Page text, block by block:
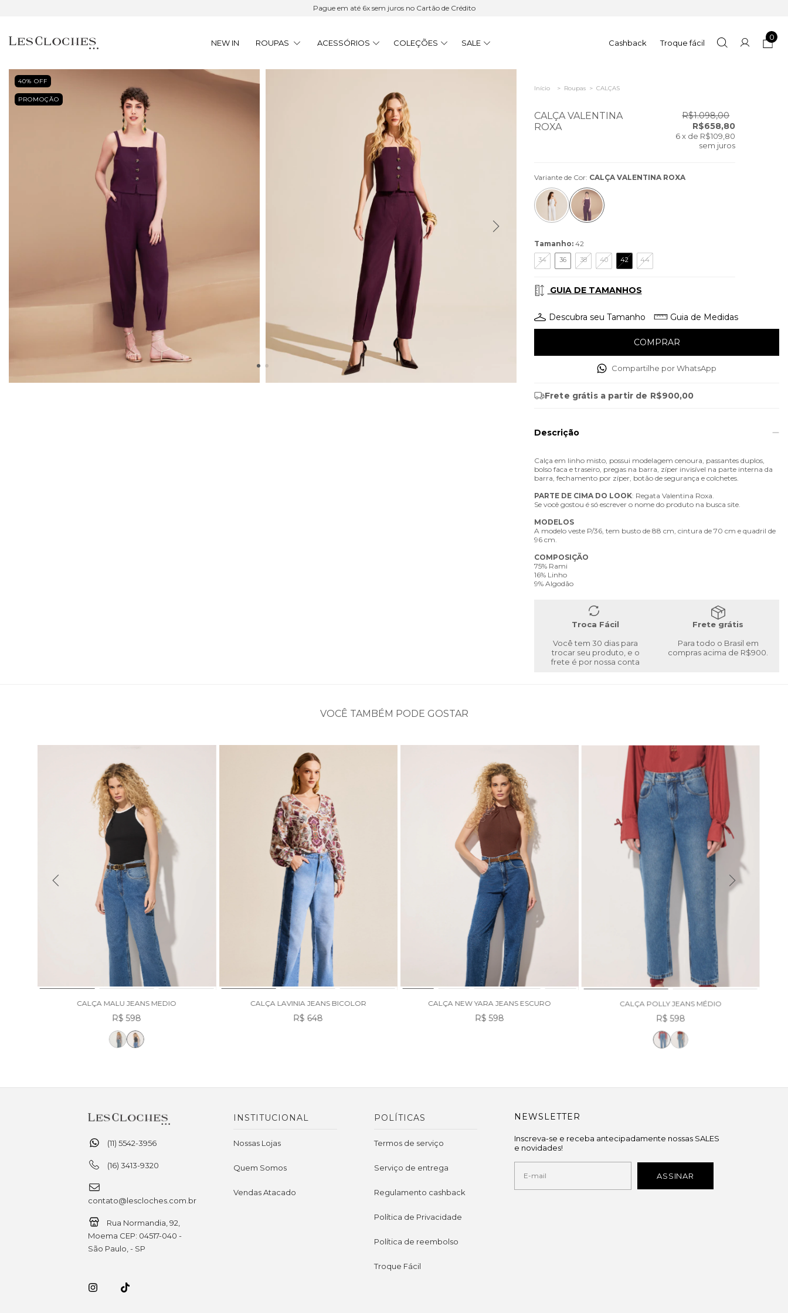
Pague em até 6x sem juros no Cartão de Crédito
NEW IN ROUPAS ACESSÓRIOS COLEÇÕES SALE Cashback Troque fácil
0
40% OFF
PROMOÇÃO
Início > Roupas > CALÇAS
CALÇA VALENTINA
ROXA
R$1.098,00
R$658,80
6 x de R$109,80
sem juros
Variante de Cor: CALÇA VALENTINA ROXA
Tamanho: 42
34 36 38 40 42 44
GUIA DE TAMANHOS
Descubra seu Tamanho Guia de Medidas
Compartilhe por WhatsApp
Frete grátis a partir de R$900,00
Descrição
Calça em linho misto, possui modelagem cenoura, passantes duplos,
bolso faca e traseiro, pregas na barra, zíper invisível na parte interna da
barra, fechamento por zíper, botão de segurança e colchetes.
PARTE DE CIMA DO LOOK: Regata Valentina Roxa.
Se você gostou é só escrever o nome do produto na busca site.
MODELOS
A modelo veste P/36, tem busto de 88 cm, cintura de 70 cm e quadril de
96 cm.
COMPOSIÇÃO
75% Rami
16% Linho
9% Algodão
Troca Fácil
Você tem 30 dias para
trocar seu produto, e o
frete é por nossa conta
Frete grátis
Para todo o Brasil em
compras acima de R$900.
VOCÊ TAMBÉM PODE GOSTAR
CALÇA MALU JEANS MEDIO
R$ 598
CALÇA LAVINIA JEANS BICOLOR
R$ 648
CALÇA NEW YARA JEANS ESCURO
R$ 598
CALÇA POLLY JEANS MÉDIO
R$ 598
(11) 5542-3956
(16) 3413-9320
contato@lescloches.com.br
Rua Normandia, 92,
Moema CEP: 04517-040 -
São Paulo, - SP
INSTITUCIONAL
Nossas Lojas
Quem Somos
Vendas Atacado
POLÍTICAS
Termos de serviço
Serviço de entrega
Regulamento cashback
Política de Privacidade
Política de reembolso
Troque Fácil
NEWSLETTER
Inscreva-se e receba antecipadamente nossas SALES
e novidades!